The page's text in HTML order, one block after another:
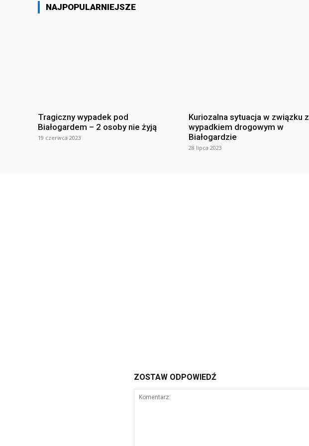
NAJPOPULARNIEJSZE
Tragiczny wypadek pod
Białogardem – 2 osoby nie żyją
19 czerwca 2023
Kuriozalna sytuacja w związku z
wypadkiem drogowym w
Białogardzie
28 lipca 2023
ZOSTAW ODPOWIEDŹ